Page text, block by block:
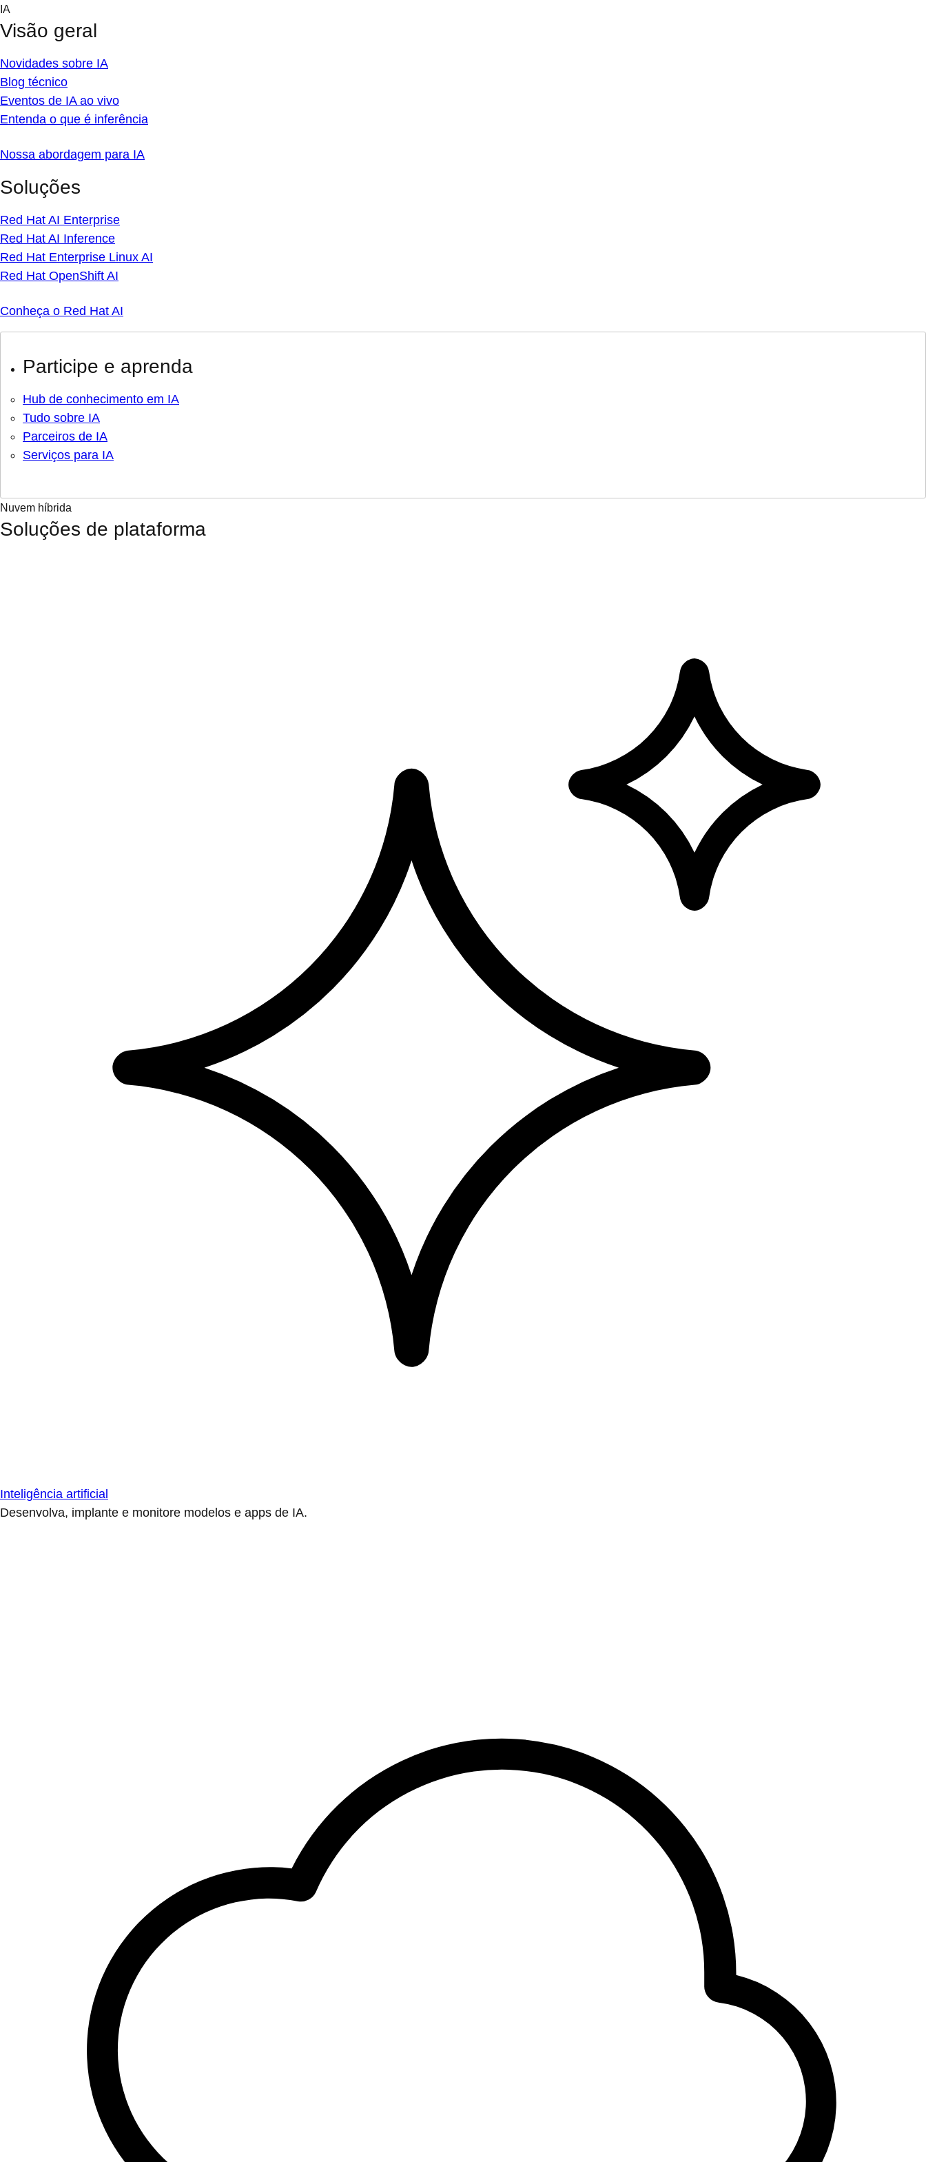
Skip
content
IA
Visão geral
Novidades sobre IA
Blog técnico
Eventos de IA ao vivo
Entenda o que é inferência
Nossa abordagem para IA
Soluções
Red Hat AI Enterprise
Red Hat AI Inference
Red Hat Enterprise Linux AI
Red Hat OpenShift AI
Conheça o Red Hat AI
Participe e aprenda
Hub de conhecimento em IA
Tudo sobre IA
Parceiros de IA
Serviços para IA
Nuvem híbrida
Soluções de plataforma
Inteligência artificial
Desenvolva, implante e monitore modelos e apps de IA.